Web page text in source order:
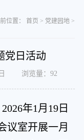
位置：首页 > 党建园地 >
党日活动
日 浏览量： 92
2026年1月19日
议室开展一月